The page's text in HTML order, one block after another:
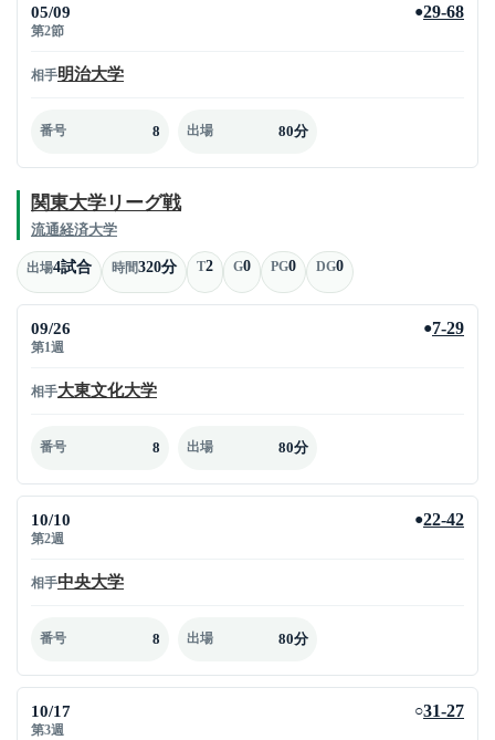
05/09
第2節
●29-68
相手明治大学
番号 8 出場 80分
関東大学リーグ戦
流通経済大学
出場4試合 時間320分 T2 G0 PG0 DG0
09/26
第1週
●7-29
相手大東文化大学
番号 8 出場 80分
10/10
第2週
●22-42
相手中央大学
番号 8 出場 80分
10/17
第3週
○31-27